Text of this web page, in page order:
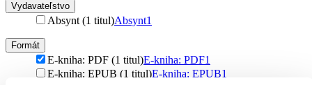
Vydavateľstvo
Absynt (1 titul)Absynt1
Formát
E-kniha: PDF (1 titul)E-kniha: PDF1
E-kniha: EPUB (1 titul)E-kniha: EPUB1